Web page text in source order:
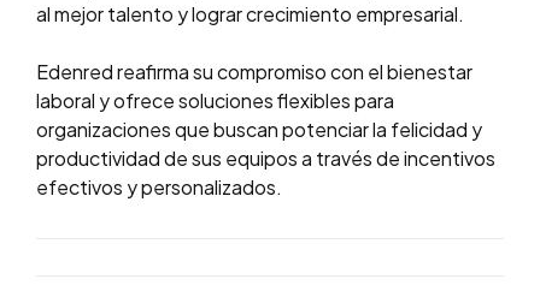
al mejor talento y lograr crecimiento empresarial.
Edenred reafirma su compromiso con el bienestar
laboral y ofrece soluciones flexibles para
organizaciones que buscan potenciar la felicidad y
productividad de sus equipos a través de incentivos
efectivos y personalizados.